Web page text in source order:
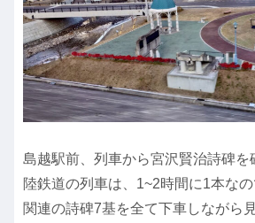
島越駅前、列車から宮沢賢治詩碑を
陸鉄道の列車は、1~2時間に1本な
関連の詩碑7基を全て下車しながら